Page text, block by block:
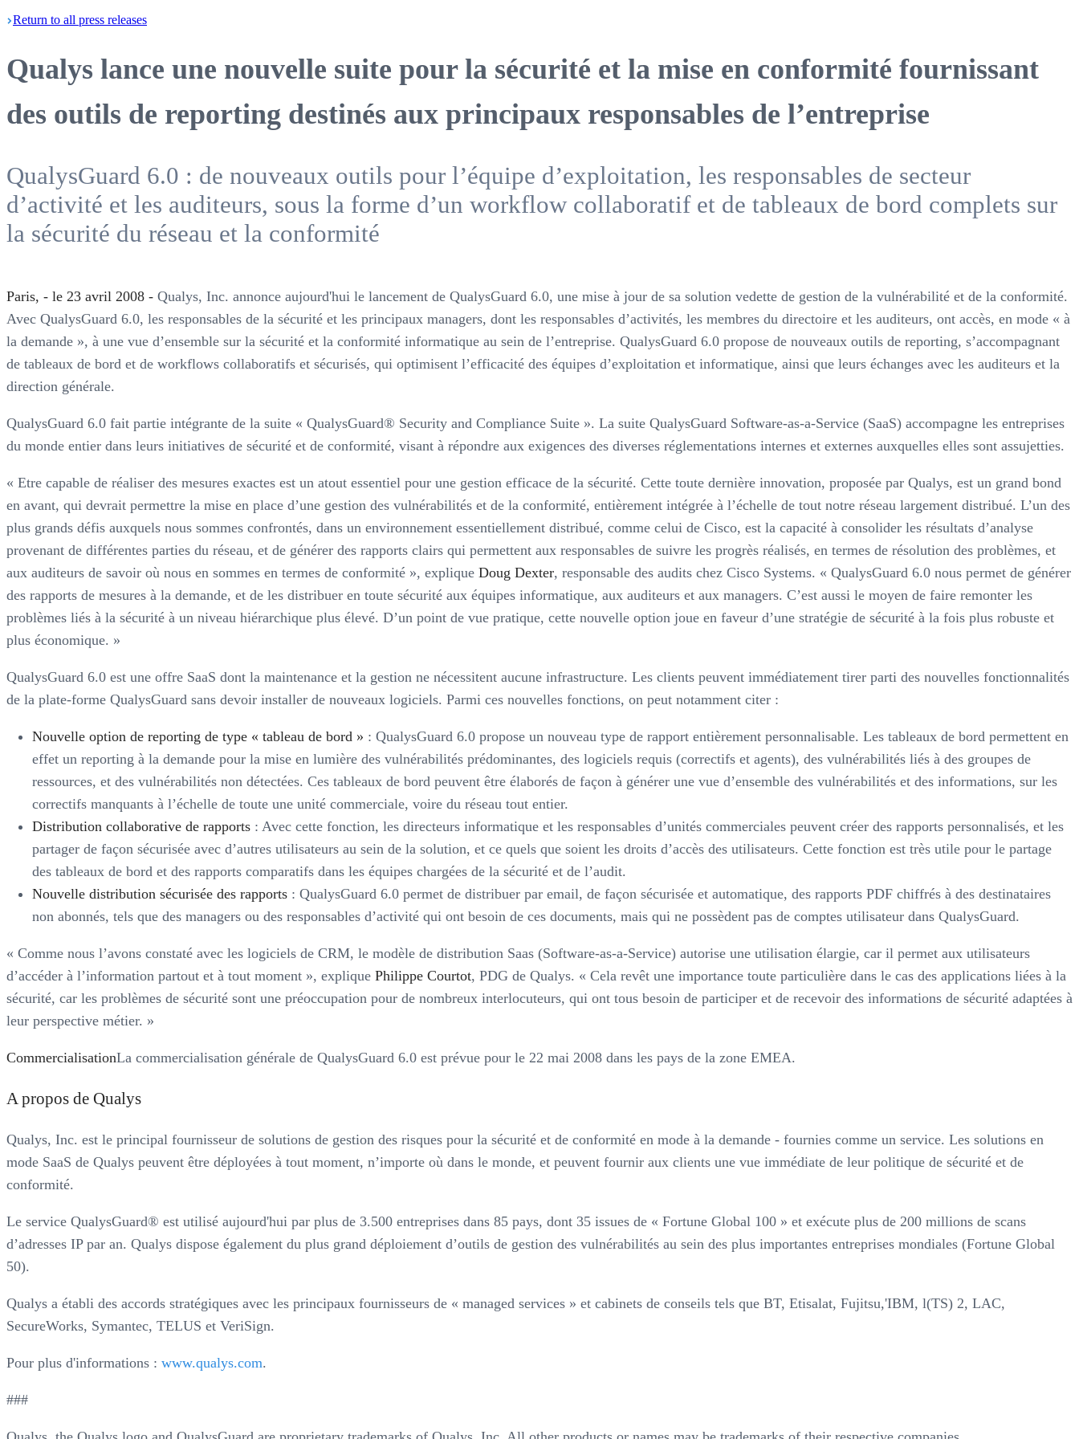
Return to all press releases
Qualys lance une nouvelle suite pour la sécurité et la mise en conformité fournissant
des outils de reporting destinés aux principaux responsables de l’entreprise
QualysGuard 6.0 : de nouveaux outils pour l’équipe d’exploitation, les responsables de secteur
d’activité et les auditeurs, sous la forme d’un workflow collaboratif et de tableaux de bord complets sur
la sécurité du réseau et la conformité
Paris, - le 23 avril 2008 - Qualys, Inc. annonce aujourd'hui le lancement de QualysGuard 6.0, une mise à jour de sa solution vedette de gestion de la vulnérabilité et de la conformité.
Avec QualysGuard 6.0, les responsables de la sécurité et les principaux managers, dont les responsables d’activités, les membres du directoire et les auditeurs, ont accès, en mode « à
la demande », à une vue d’ensemble sur la sécurité et la conformité informatique au sein de l’entreprise. QualysGuard 6.0 propose de nouveaux outils de reporting, s’accompagnant
de tableaux de bord et de workflows collaboratifs et sécurisés, qui optimisent l’efficacité des équipes d’exploitation et informatique, ainsi que leurs échanges avec les auditeurs et la
direction générale.
QualysGuard 6.0 fait partie intégrante de la suite « QualysGuard® Security and Compliance Suite ». La suite QualysGuard Software-as-a-Service (SaaS) accompagne les entreprises
du monde entier dans leurs initiatives de sécurité et de conformité, visant à répondre aux exigences des diverses réglementations internes et externes auxquelles elles sont assujetties.
« Etre capable de réaliser des mesures exactes est un atout essentiel pour une gestion efficace de la sécurité. Cette toute dernière innovation, proposée par Qualys, est un grand bond
en avant, qui devrait permettre la mise en place d’une gestion des vulnérabilités et de la conformité, entièrement intégrée à l’échelle de tout notre réseau largement distribué. L’un des
plus grands défis auxquels nous sommes confrontés, dans un environnement essentiellement distribué, comme celui de Cisco, est la capacité à consolider les résultats d’analyse
provenant de différentes parties du réseau, et de générer des rapports clairs qui permettent aux responsables de suivre les progrès réalisés, en termes de résolution des problèmes, et
aux auditeurs de savoir où nous en sommes en termes de conformité », explique Doug Dexter, responsable des audits chez Cisco Systems. « QualysGuard 6.0 nous permet de générer
des rapports de mesures à la demande, et de les distribuer en toute sécurité aux équipes informatique, aux auditeurs et aux managers. C’est aussi le moyen de faire remonter les
problèmes liés à la sécurité à un niveau hiérarchique plus élevé. D’un point de vue pratique, cette nouvelle option joue en faveur d’une stratégie de sécurité à la fois plus robuste et
plus économique. »
QualysGuard 6.0 est une offre SaaS dont la maintenance et la gestion ne nécessitent aucune infrastructure. Les clients peuvent immédiatement tirer parti des nouvelles fonctionnalités
de la plate-forme QualysGuard sans devoir installer de nouveaux logiciels. Parmi ces nouvelles fonctions, on peut notamment citer :
Nouvelle option de reporting de type « tableau de bord » : QualysGuard 6.0 propose un nouveau type de rapport entièrement personnalisable. Les tableaux de bord permettent en
effet un reporting à la demande pour la mise en lumière des vulnérabilités prédominantes, des logiciels requis (correctifs et agents), des vulnérabilités liés à des groupes de
ressources, et des vulnérabilités non détectées. Ces tableaux de bord peuvent être élaborés de façon à générer une vue d’ensemble des vulnérabilités et des informations, sur les
correctifs manquants à l’échelle de toute une unité commerciale, voire du réseau tout entier.
Distribution collaborative de rapports : Avec cette fonction, les directeurs informatique et les responsables d’unités commerciales peuvent créer des rapports personnalisés, et les
partager de façon sécurisée avec d’autres utilisateurs au sein de la solution, et ce quels que soient les droits d’accès des utilisateurs. Cette fonction est très utile pour le partage
des tableaux de bord et des rapports comparatifs dans les équipes chargées de la sécurité et de l’audit.
Nouvelle distribution sécurisée des rapports : QualysGuard 6.0 permet de distribuer par email, de façon sécurisée et automatique, des rapports PDF chiffrés à des destinataires
non abonnés, tels que des managers ou des responsables d’activité qui ont besoin de ces documents, mais qui ne possèdent pas de comptes utilisateur dans QualysGuard.
« Comme nous l’avons constaté avec les logiciels de CRM, le modèle de distribution Saas (Software-as-a-Service) autorise une utilisation élargie, car il permet aux utilisateurs
d’accéder à l’information partout et à tout moment », explique Philippe Courtot, PDG de Qualys. « Cela revêt une importance toute particulière dans le cas des applications liées à la
sécurité, car les problèmes de sécurité sont une préoccupation pour de nombreux interlocuteurs, qui ont tous besoin de participer et de recevoir des informations de sécurité adaptées à
leur perspective métier. »
CommercialisationLa commercialisation générale de QualysGuard 6.0 est prévue pour le 22 mai 2008 dans les pays de la zone EMEA.
A propos de Qualys
Qualys, Inc. est le principal fournisseur de solutions de gestion des risques pour la sécurité et de conformité en mode à la demande - fournies comme un service. Les solutions en
mode SaaS de Qualys peuvent être déployées à tout moment, n’importe où dans le monde, et peuvent fournir aux clients une vue immédiate de leur politique de sécurité et de
conformité.
Le service QualysGuard® est utilisé aujourd'hui par plus de 3.500 entreprises dans 85 pays, dont 35 issues de « Fortune Global 100 » et exécute plus de 200 millions de scans
d’adresses IP par an. Qualys dispose également du plus grand déploiement d’outils de gestion des vulnérabilités au sein des plus importantes entreprises mondiales (Fortune Global
50).
Qualys a établi des accords stratégiques avec les principaux fournisseurs de « managed services » et cabinets de conseils tels que BT, Etisalat, Fujitsu,'IBM, l(TS) 2, LAC,
SecureWorks, Symantec, TELUS et VeriSign.
Pour plus d'informations : www.qualys.com.
###